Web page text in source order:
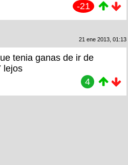
-21
21 ene 2013, 01:13
tenia ganas de ir de
lejos
4